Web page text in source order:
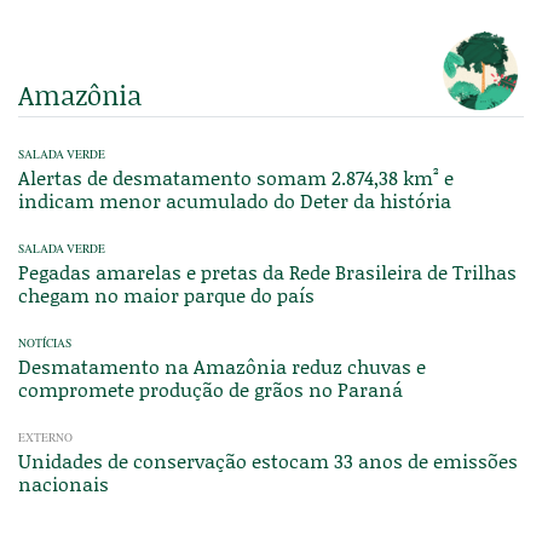
Amazônia
SALADA VERDE
Alertas de desmatamento somam 2.874,38 km² e
indicam menor acumulado do Deter da história
SALADA VERDE
Pegadas amarelas e pretas da Rede Brasileira de Trilhas
chegam no maior parque do país
NOTÍCIAS
Desmatamento na Amazônia reduz chuvas e
compromete produção de grãos no Paraná
EXTERNO
Unidades de conservação estocam 33 anos de emissões
nacionais